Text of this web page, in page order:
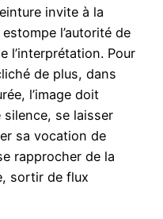
invite à la
estompe l’autorité de
l’interprétation. Pour
de plus, dans
l’image doit
se laisser
sa vocation de
rapprocher de la
sortir de flux